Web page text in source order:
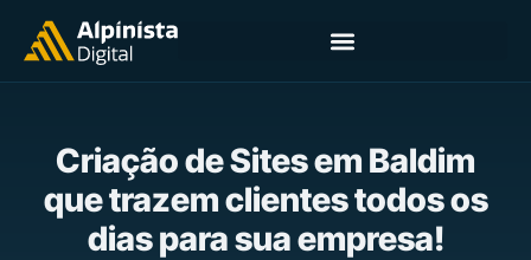
Criação de Sites em Baldim
que trazem clientes todos os
dias para sua empresa!